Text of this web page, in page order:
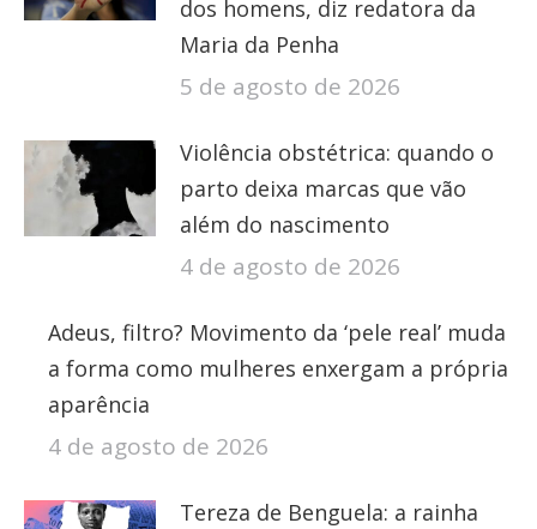
dos homens, diz redatora da
Maria da Penha
5 de agosto de 2026
Violência obstétrica: quando o
parto deixa marcas que vão
além do nascimento
4 de agosto de 2026
Adeus, filtro? Movimento da ‘pele real’ muda
a forma como mulheres enxergam a própria
aparência
4 de agosto de 2026
Tereza de Benguela: a rainha